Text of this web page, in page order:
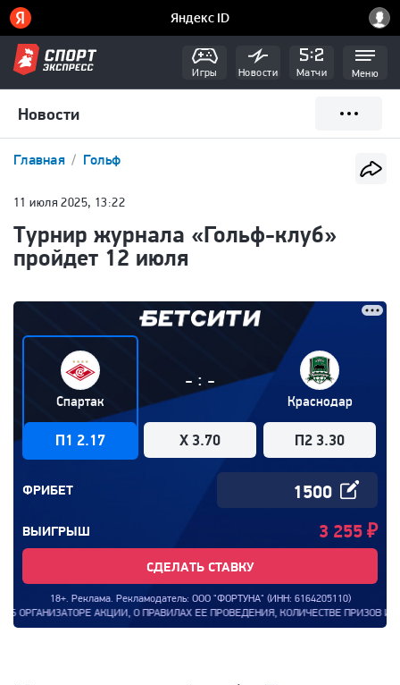
Игры Новости Матчи Меню
Новости
Главная Гольф
11 июля 2025, 13:22
Турнир журнала «Гольф-клуб»
пройдет 12 июля
Спартак
П1 2.17
- : -
X 3.70
Краснодар
П2 3.30
ФРИБЕТ
ВЫИГРЫШ 3 255 ₽
СДЕЛАТЬ СТАВКУ
18+. Реклама. Рекламодатель: ООО "ФОРТУНА" (ИНН: 6164205110)
АКЦИИ, О ПРАВИЛАХ ЕЕ ПРОВЕДЕНИЯ, КОЛИЧЕСТВЕ